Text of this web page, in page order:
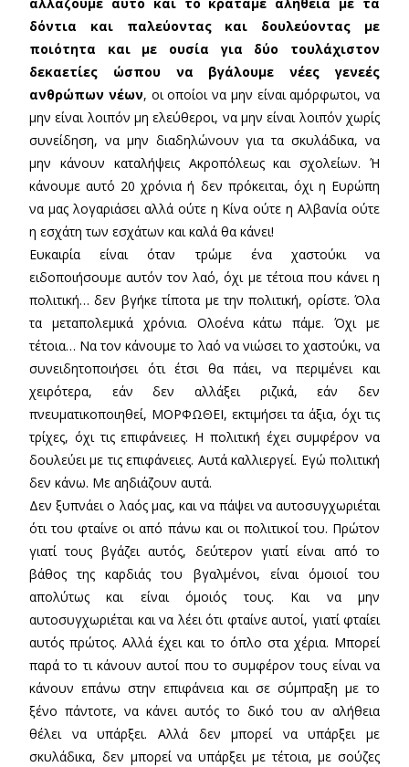
δόντια και παλεύοντας και δουλεύοντας με
ποιότητα και με ουσία για δύο τουλάχιστον
δεκαετίες ώσπου να βγάλουμε νέες γενεές
ανθρώπων νέων, οι οποίοι να μην είναι αμόρφωτοι, να
μην είναι λοιπόν μη ελεύθεροι, να μην είναι λοιπόν χωρίς
συνείδηση, να μην διαδηλώνουν για τα σκυλάδικα, να
μην κάνουν καταλήψεις Ακροπόλεως και σχολείων. Ή
κάνουμε αυτό 20 χρόνια ή δεν πρόκειται, όχι η Ευρώπη
να μας λογαριάσει αλλά ούτε η Κίνα ούτε η Αλβανία ούτε
η εσχάτη των εσχάτων και καλά θα κάνει!
Ευκαιρία είναι όταν τρώμε ένα χαστούκι να
ειδοποιήσουμε αυτόν τον λαό, όχι με τέτοια που κάνει η
πολιτική… δεν βγήκε τίποτα με την πολιτική, ορίστε. Όλα
τα μεταπολεμικά χρόνια. Ολοένα κάτω πάμε. Όχι με
τέτοια… Να τον κάνουμε το λαό να νιώσει το χαστούκι, να
συνειδητοποιήσει ότι έτσι θα πάει, να περιμένει και
χειρότερα, εάν δεν αλλάξει ριζικά, εάν δεν
πνευματικοποιηθεί, ΜΟΡΦΩΘΕΙ, εκτιμήσει τα άξια, όχι τις
τρίχες, όχι τις επιφάνειες. Η πολιτική έχει συμφέρον να
δουλεύει με τις επιφάνειες. Αυτά καλλιεργεί. Εγώ πολιτική
δεν κάνω. Με αηδιάζουν αυτά.
Δεν ξυπνάει ο λαός μας, και να πάψει να αυτοσυγχωριέται
ότι του φταίνε οι από πάνω και οι πολιτικοί του. Πρώτον
γιατί τους βγάζει αυτός, δεύτερον γιατί είναι από το
βάθος της καρδιάς του βγαλμένοι, είναι όμοιοί του
απολύτως και είναι όμοιός τους. Και να μην
αυτοσυγχωριέται και να λέει ότι φταίνε αυτοί, γιατί φταίει
αυτός πρώτος. Αλλά έχει και το όπλο στα χέρια. Μπορεί
παρά το τι κάνουν αυτοί που το συμφέρον τους είναι να
κάνουν επάνω στην επιφάνεια και σε σύμπραξη με το
ξένο πάντοτε, να κάνει αυτός το δικό του αν αλήθεια
θέλει να υπάρξει. Αλλά δεν μπορεί να υπάρξει με
σκυλάδικα, δεν μπορεί να υπάρξει με τέτοια, με σούζες